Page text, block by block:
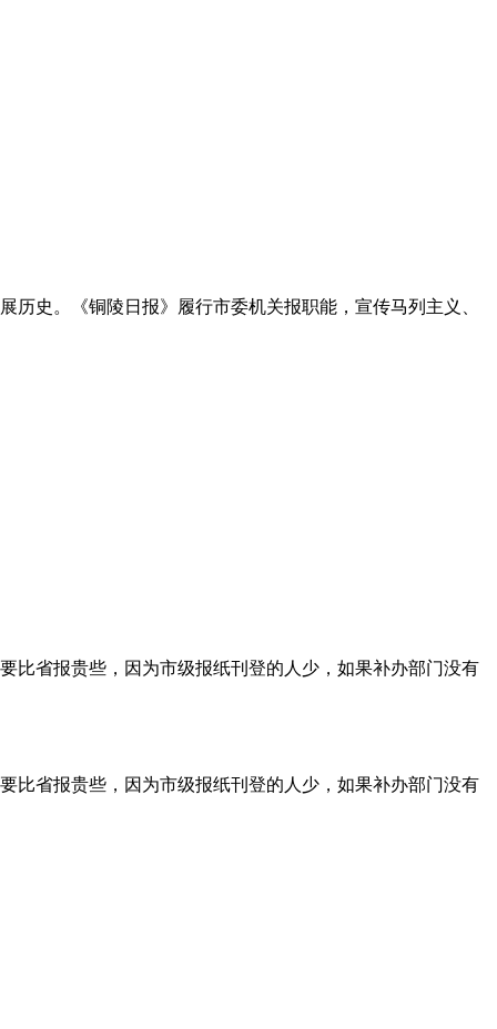
史。《铜陵日报》履行市委机关报职能，宣传马列主义、
比省报贵些，因为市级报纸刊登的人少，如果补办部门没有
比省报贵些，因为市级报纸刊登的人少，如果补办部门没有